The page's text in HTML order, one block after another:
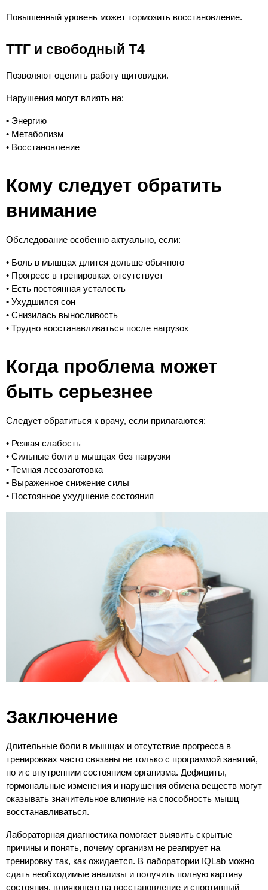
Повышенный уровень может тормозить восстановление.
ТТГ и свободный Т4
Позволяют оценить работу щитовидки.
Нарушения могут влиять на:
• Энергию
• Метаболизм
• Восстановление
Кому следует обратить
внимание
Обследование особенно актуально, если:
• Боль в мышцах длится дольше обычного
• Прогресс в тренировках отсутствует
• Есть постоянная усталость
• Ухудшился сон
• Снизилась выносливость
• Трудно восстанавливаться после нагрузок
Когда проблема может
быть серьезнее
Следует обратиться к врачу, если прилагаются:
• Резкая слабость
• Сильные боли в мышцах без нагрузки
• Темная лесозаготовка
• Выраженное снижение силы
• Постоянное ухудшение состояния
Заключение
Длительные боли в мышцах и отсутствие прогресса в
тренировках часто связаны не только с программой занятий,
но и с внутренним состоянием организма. Дефициты,
гормональные изменения и нарушения обмена веществ могут
оказывать значительное влияние на способность мышц
восстанавливаться.
Лабораторная диагностика помогает выявить скрытые
причины и понять, почему организм не реагирует на
тренировку так, как ожидается. В лаборатории IQLab можно
сдать необходимые анализы и получить полную картину
состояния, влияющего на восстановление и спортивный